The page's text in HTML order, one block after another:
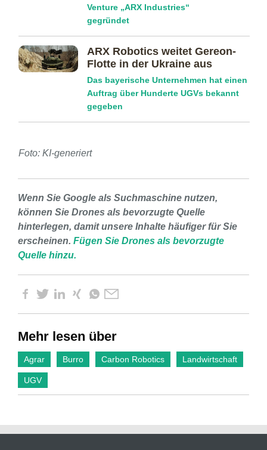
Venture „ARX Industries“
gegründet
ARX Robotics weitet Gereon-
Flotte in der Ukraine aus
Das bayerische Unternehmen hat einen
Auftrag über Hunderte UGVs bekannt
gegeben
Foto: KI-generiert
Wenn Sie Google als Suchmaschine nutzen,
können Sie Drones als bevorzugte Quelle
hinterlegen, damit unsere Inhalte häufiger für Sie
erscheinen. Fügen Sie Drones als bevorzugte
Quelle hinzu.
Mehr lesen über
Agrar Burro Carbon Robotics Landwirtschaft
UGV